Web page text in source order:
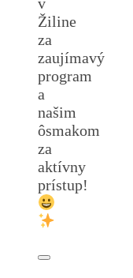
Žiline
za
zaujímavý
program
a
našim
ôsmakom
za
aktívny
prístup!